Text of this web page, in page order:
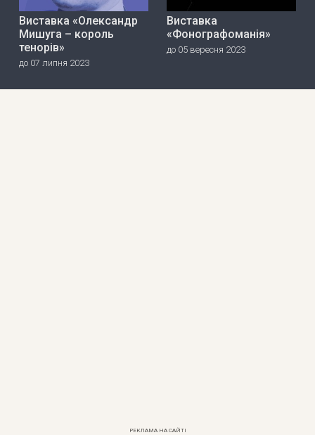
Виставка «Олександр
Мишуга – король
тенорів»
до 07 липня 2023
Виставка
«Фонографоманія»
до 05 вересня 2023
РЕКЛАМА НА САЙТІ